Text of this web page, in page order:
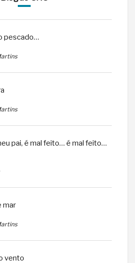
pescado…
pai, é mal feito… é mal feito…
mar
vento